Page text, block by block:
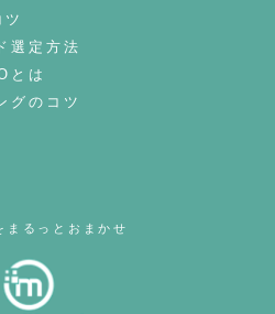
選定方法
とは
グのコツ
まるっとおまかせ